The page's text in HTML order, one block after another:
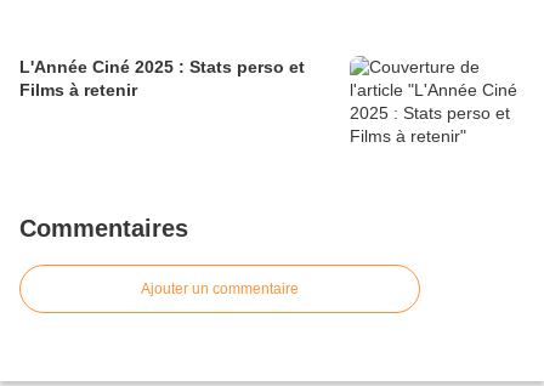
L'Année Ciné 2025 : Stats perso et
Films à retenir
Commentaires
Ajouter un commentaire